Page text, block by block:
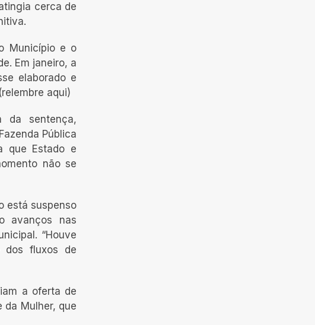
cerca de
Município e o
Em janeiro, a
elaborado e
aqui)
da sentença,
Pública
que Estado e
não se
está suspenso
avanços nas
“Houve
dos fluxos de
a oferta de
da Mulher, que